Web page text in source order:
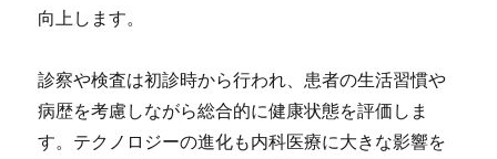
向上します。
診察や検査は初診時から行われ、患者の生活習慣や
病歴を考慮しながら総合的に健康状態を評価しま
す。テクノロジーの進化も内科医療に大きな影響を